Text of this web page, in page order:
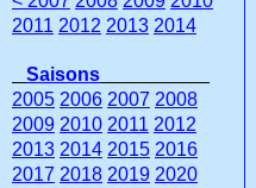
2011 2012 2013 2014
Saisons
2005 2006 2007 2008
2009 2010 2011 2012
2013 2014 2015 2016
2017 2018 2019 2020